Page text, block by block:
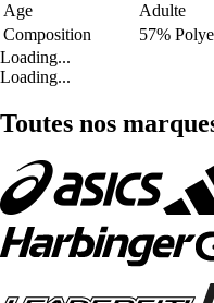
Age
Adulte
Composition
57%
Loading...
Loading...
Toutes nos